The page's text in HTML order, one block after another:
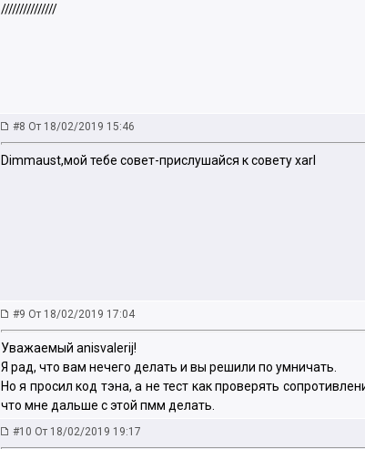
///////////////
#8 От 18/02/2019 15:46
Dimmaust,мой тебе совет-прислушайся к совету xarl
#9 От 18/02/2019 17:04
Уважаемый anisvalerij!
Я рад, что вам нечего делать и вы решили по умничать.
Но я просил код тэна, а не тест как проверять
что мне дальше с этой пмм делать.
#10 От 18/02/2019 19:17